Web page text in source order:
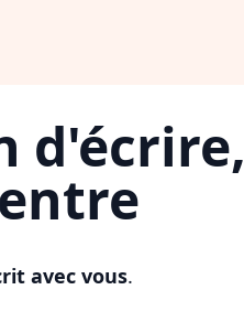
d'écrire,
avec vous.